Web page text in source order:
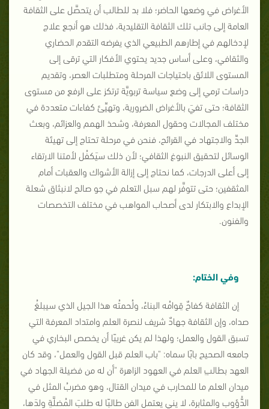
الأغراض في وضعها الحاضر؛ فلا بد للطالب أن يتحصَّل على الثقافة
العامة إلى جانب تلك الثقافة التقليدية، فذلك هو أنجع علاج
لإدخالهم في إطارهم الطبيعي الذي يفرضه التقدم الحضاري
والثقافي، وعلى أساس جديد يحتوي الأفكار التي ترقى إلى
المستوى اللائق باحتياجات المرحلة ومتطلبات العصر، وتقديم
دراسات ترمي إلى وضع سياسة تربويَّة ترتكز على الرفع من مستوى
الثقافة؛ حتى تفيَ بالأغراض الضرورية، وتهيِّئ كفاءات متعددة في
مختلف المجالات وحقول المعرفة، وشحذ الهمم والعزائم، وبعث
الجدِّ والاجتهاد في القرائح، فنحن في مرحلة تحتاج إلى تهيئة
الوسائل لتحقيق النبوغ الثقافي؛ لأن ذلك سيَكفُل لأمتنا الارتقاء
إلى أعلى الدرجات، كما نحتاج إلى إزالة الأشواك والعقبات أمام
المثقفين؛ حتى تتوفَّر لهم سبل التعلم في جو صالح لانبثاق شعلة
الإبداع والابتكار لدى أصحاب المواهب في مختلف التخصصات
والفنون.
وفي الختام:
إن الثقافة كفاحٌ قِوامُه البناءُ، ولُحمتُه هذا الجيل الذي سيبلغُ
صداه، وإن الثقافة جهادٌ شريف لنصرة العلم وامتداد المعرفة التي
تسبق القول والعمل؛ ولهذا لم يكن غريبًا أن يخصص البخاري في
جامعه الصحيح بابًا سماه: "باب العلم قبل القول والعمل"، وقد كان
العهد بطالبِ العلم في العهود الزاهرة "أن له من فضيلة الجهاد في
ميدان العلم ما للمحارب في ميدان القتال، وهو مضربُ المثل في
الدُّؤوب والمثابرة، لا يني يعتمل الفن طالبًا له طلبَ المُضلَّةِ ولدَها،